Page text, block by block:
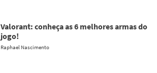
Valorant: conheça as 6 melhores armas do
jogo!
Raphael Nascimento